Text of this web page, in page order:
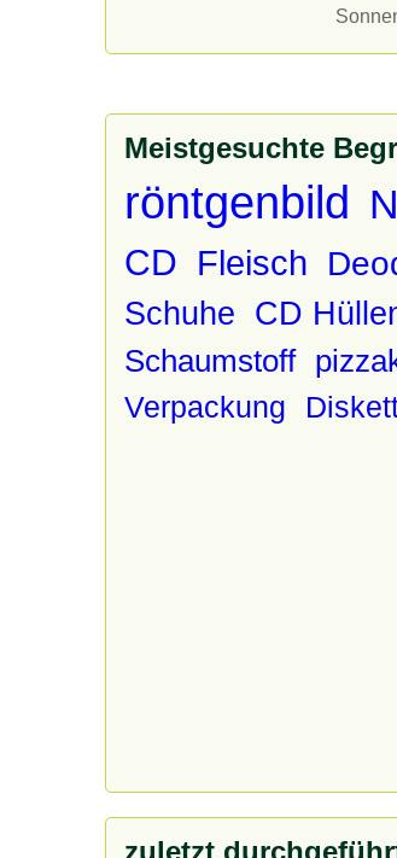
Meistgesuchte
röntgenbild
CD Fleisch
Schuhe CD
Schaumstoff
Verpackung
zuletzt